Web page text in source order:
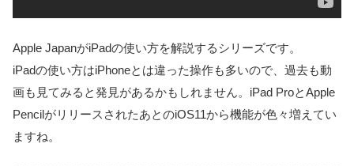
Apple JapanがiPadの使い方を解説するシリーズです。
iPadの使い方はiPhoneとは違った操作も多いので、過去も動
画も見てみると発見があるかもしれません。iPad ProとApple
PencilがリリースされたあとのiOS11から機能が色々増えてい
ますね。